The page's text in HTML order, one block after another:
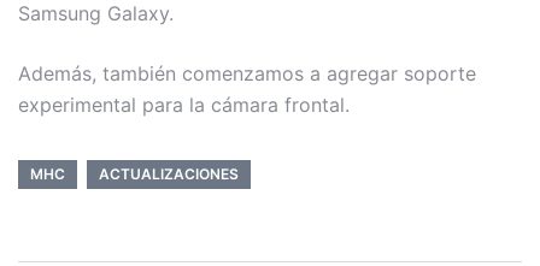
Samsung Galaxy.
Además, también comenzamos a agregar soporte
experimental para la cámara frontal.
MHC ACTUALIZACIONES